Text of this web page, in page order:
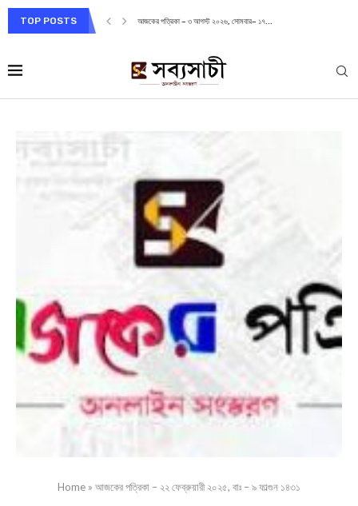
TOP POSTS আজকের পত্রিকা – ৩ আগস্ট ২০২৬, সোমবার– ১৭...
Home » আজকের পত্রিকা – ২২ ফেব্রুয়ারী ২০২৫, বাঃ – ৯ ফাল্গুন ১৪৩১